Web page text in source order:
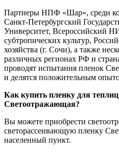
Партнеры НПФ «Шар», среди
Санкт-Петербургский
Университет, Всероссийский
субтропических культур,
хозяйства (г. Сочи), а также
различных регионах РФ и
проводят испытания пленок
и делятся положительным
Как купить пленку для
Светоотражающая?
Вы можете приобрести
светорассеивающую пленку
населенный пункт.